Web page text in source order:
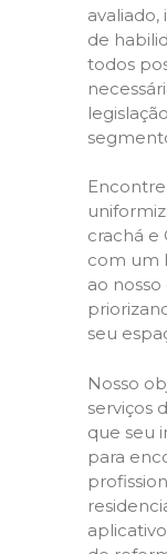
de
todos
crachá e
com um
ao
seu
Nosso
serviços
que seu
para